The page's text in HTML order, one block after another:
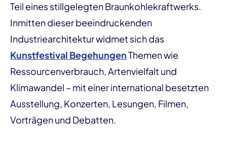
Teil eines stillgelegten Braunkohlekraftwerks.
Inmitten dieser beeindruckenden
Industriearchitektur widmet sich das
Kunstfestival BegehungenThemen wie
Ressourcenverbrauch, Artenvielfalt und
Klimawandel – mit einer international besetzten
Ausstellung, Konzerten, Lesungen, Filmen,
Vorträgen und Debatten.